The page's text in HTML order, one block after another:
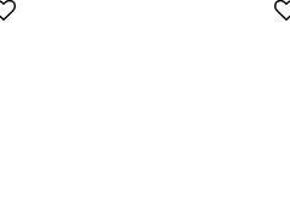
Add to favorites